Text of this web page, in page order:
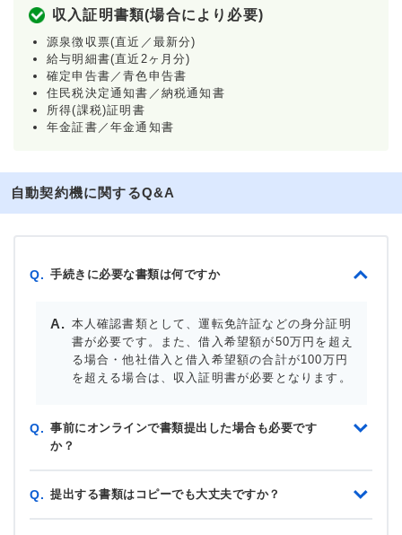
収入証明書類(場合により必要)
源泉徴収票(直近／最新分)
給与明細書(直近2ヶ月分)
確定申告書／青色申告書
住民税決定通知書／納税通知書
所得(課税)証明書
年金証書／年金通知書
自動契約機に関するQ&A
Q. 手続きに必要な書類は何ですか
本人確認書類として、運転免許証などの身分証明
書が必要です。また、借入希望額が50万円を超え
る場合・他社借入と借入希望額の合計が100万円
を超える場合は、収入証明書が必要となります。
Q. 事前にオンラインで書類提出した場合も必要です
か？
Q. 提出する書類はコピーでも大丈夫ですか？